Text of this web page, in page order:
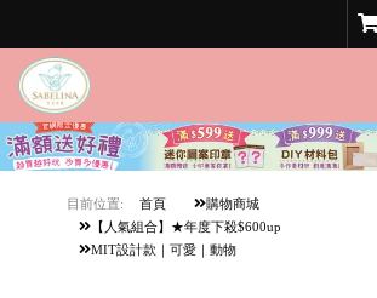
目前位置: 首頁
購物商城
【人氣組合】★年度下殺$600up
MIT設計款｜可愛｜動物